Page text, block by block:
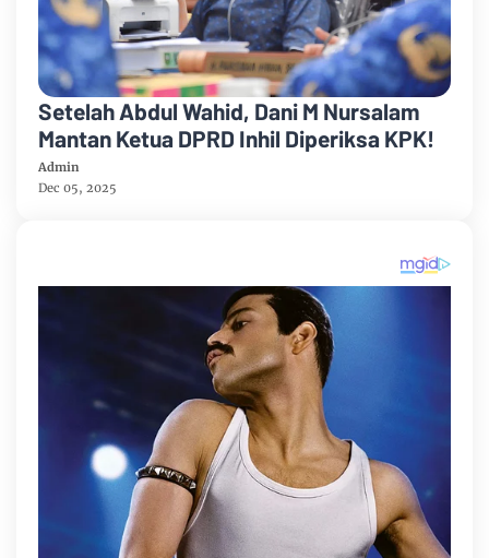
Setelah Abdul Wahid, Dani M Nursalam
Mantan Ketua DPRD Inhil Diperiksa KPK!
Admin
Dec 05, 2025